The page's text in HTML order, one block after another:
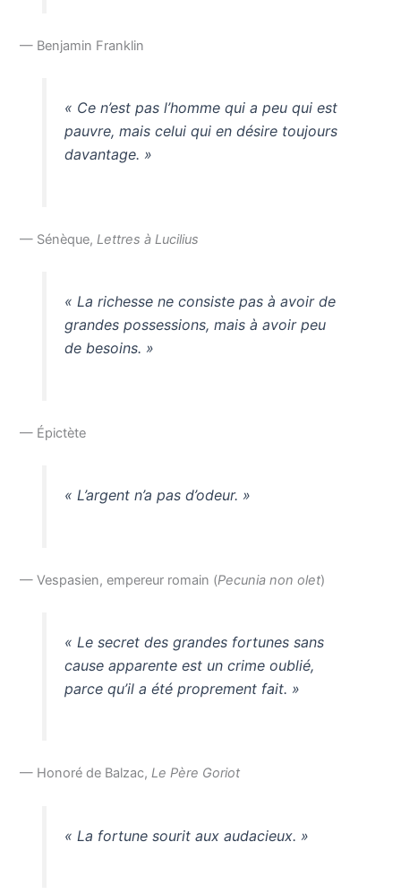
— Benjamin Franklin
« Ce n’est pas l’homme qui a peu qui est
pauvre, mais celui qui en désire toujours
davantage. »
— Sénèque,Lettres à Lucilius
« La richesse ne consiste pas à avoir de
grandes possessions, mais à avoir peu
de besoins. »
— Épictète
« L’argent n’a pas d’odeur. »
— Vespasien, empereur romain (Pecunia non olet)
« Le secret des grandes fortunes sans
cause apparente est un crime oublié,
parce qu’il a été proprement fait. »
— Honoré de Balzac,Le Père Goriot
« La fortune sourit aux audacieux. »